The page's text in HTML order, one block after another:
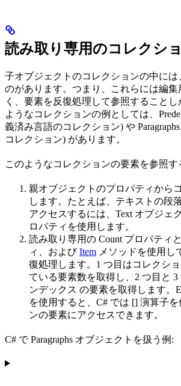
読み取り専用のコレクシ
子オブジェクトのコレクションの中には
のがあります。つまり、これらには編集
く、要素を反復処理して参照すること
ようなコレクションの例としては、
義済み言語のコレクション) や
コレクション) があります。
このようなコレクションの要素を参照す
親オブジェクトのプロパティから
します。たとえば、テキストの段
アクセスするには、Text オブジェ
ロパティを使用します。
読み取り専用の Count プロパティと
ィ、およびItem メソッドを使用し
復処理します。1 つ目はコレクシ
ている要素数を取得し、2 つ目と 3
ンデックス の要素を取得します。
を使用すると、C# では [] 演算子
ンの要素にアクセスできます。
C# で Paragraphs オブジェクトを扱う例: